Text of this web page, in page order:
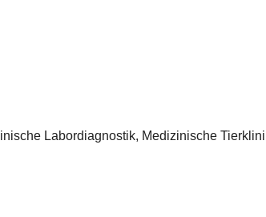
Labordiagnostik, Medizinische